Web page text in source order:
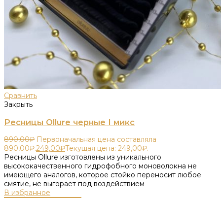
Сравнить
Закрыть
Ресницы Ollure черные I микс
890,00₽ Первоначальная цена составляла
890,00₽.249,00₽Текущая цена: 249,00₽.
Ресницы Ollure изготовлены из уникального
высококачественного гидрофобного моноволокна не
имеющего аналогов, которое стойко переносит любое
смятие, не выгорает под воздействием
В избранное